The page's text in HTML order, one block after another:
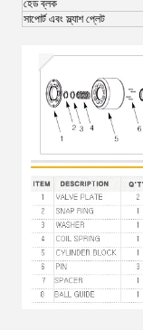
হেড ব্লক
সাপোর্ট এবং স্ল্যাশ প্লেট